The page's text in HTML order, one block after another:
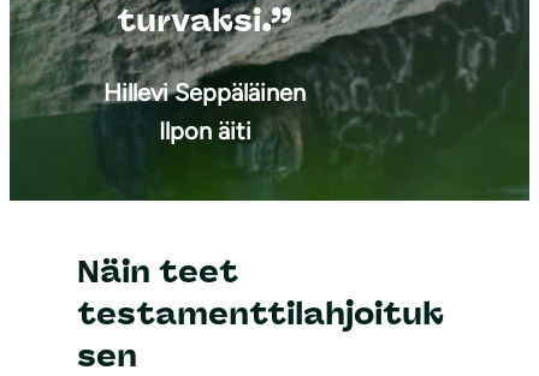
turvaksi.”
Hillevi Seppäläinen
Ilpon äiti
Näin teet
testamenttilahjoituk
sen